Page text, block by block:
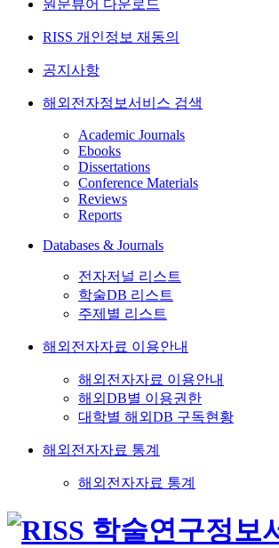
원문뷰어 다운로드
RISS 개인정보 재동의
공지사항
해외전자정보서비스 검색
Academic Journals
Ebooks
Dissertations
Conference Materials
Reviews
Reports
Databases & Journals
전자저널 리스트
학술DB 리스트
주제별 리스트
해외전자자료 이용안내
해외전자자료 이용안내
해외DB별 이용권한
대학별 해외DB 구독현황
해외전자자료 통계
해외전자자료 통계